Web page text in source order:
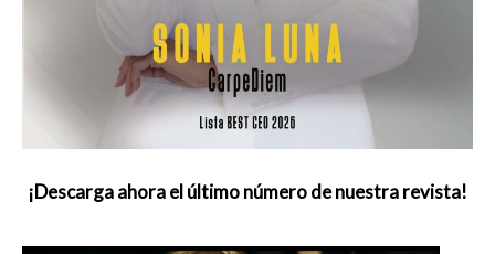
¡Descarga ahora el último número de nuestra revista!